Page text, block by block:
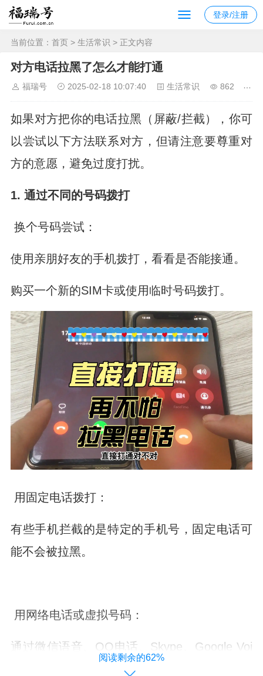
登录/注册
当前位置： 首页 > 生活常识 > 正文内容
对方电话拉黑了怎么才能打通
福瑞号 2025-02-18 10:07:40 生活常识 862
如果对方把你的电话拉黑（屏蔽/拦截），你可
以尝试以下方法联系对方，但请注意要尊重对
方的意愿，避免过度打扰。
1. 通过不同的号码拨打
换个号码尝试：
使用亲朋好友的手机拨打，看看是否能接通。
购买一个新的SIM卡或使用临时号码拨打。
用固定电话拨打：
有些手机拦截的是特定的手机号，固定电话可
能不会被拉黑。
用网络电话或虚拟号码：
通过微信语音、QQ电话、Skype、Google Voi
ce等网络通话工具拨打。
阅读剩余的62%